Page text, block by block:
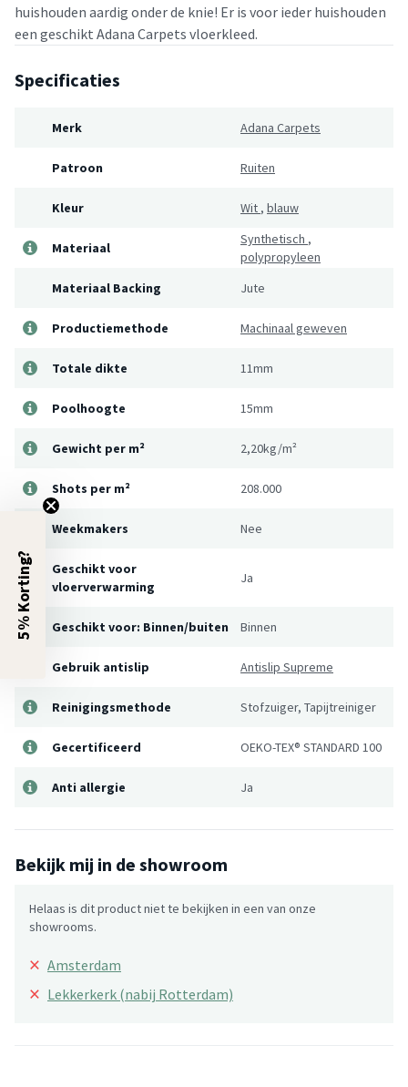
huishouden aardig onder de knie! Er is voor ieder huishouden
een geschikt Adana Carpets vloerkleed.
Specificaties
Merk Adana Carpets
Patroon Ruiten
Kleur Wit , blauw
Materiaal
Synthetisch ,
polypropyleen
Materiaal Backing
Jute
Productiemethode Machinaal geweven
Totale dikte 11mm
Poolhoogte 15mm
Gewicht per m² 2,20kg/m²
Shots per m² 208.000
Weekmakers Nee
Geschikt voor
vloerverwarming
Ja
Geschikt voor: Binnen/buiten Binnen
Gebruik antislip Antislip Supreme
Reinigingsmethode Stofzuiger, Tapijtreiniger
Gecertificeerd OEKO-TEX® STANDARD 100
Anti allergie Ja
Bekijk mij in de showroom
Helaas is dit product niet te bekijken in een van onze
showrooms.
× Amsterdam
× Lekkerkerk (nabij Rotterdam)
5% Korting?